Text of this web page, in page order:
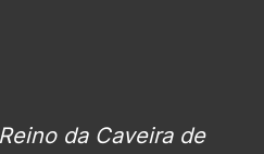
da Caveira de